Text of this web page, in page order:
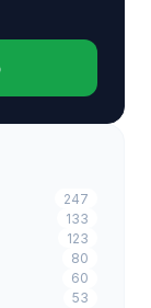
247
133
123
80
60
53